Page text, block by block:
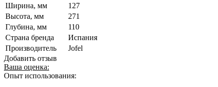
Ширина, мм
127
Высота, мм
271
Глубина, мм
110
Страна бренда
Испания
Производитель
Jofel
Добавить отзыв
Ваша оценка:
Опыт использования: